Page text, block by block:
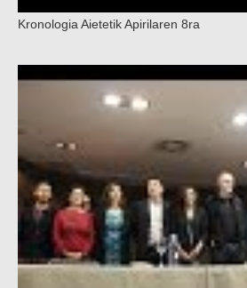
Kronologia Aietetik Apirilaren 8ra